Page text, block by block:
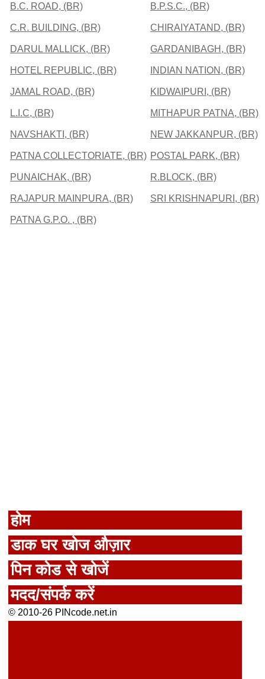
B.C. ROAD, (BR) B.P.S.C., (BR)
C.R. BUILDING, (BR) CHIRAIYATAND, (BR)
DARUL MALLICK, (BR) GARDANIBAGH, (BR)
HOTEL REPUBLIC, (BR) INDIAN NATION, (BR)
JAMAL ROAD, (BR) KIDWAIPURI, (BR)
L.I.C, (BR) MITHAPUR PATNA, (BR)
NAVSHAKTI, (BR) NEW JAKKANPUR, (BR)
PATNA COLLECTORIATE, (BR) POSTAL PARK, (BR)
PUNAICHAK, (BR) R.BLOCK, (BR)
RAJAPUR MAINPURA, (BR) SRI KRISHNAPURI, (BR)
PATNA G.P.O. , (BR)
होम
डाक घर खोज औज़ार
पिन कोड से खोजें
मदद/संपर्क करें
© 2010-26 PINcode.net.in